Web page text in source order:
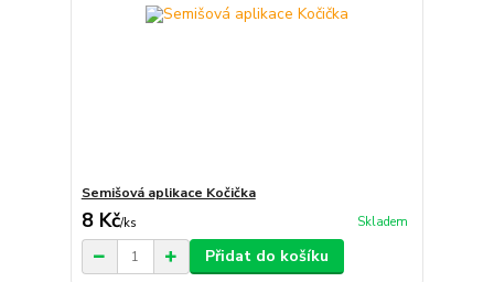
Semišová aplikace Kočička
8 Kč/ks Skladem
Přidat do košíku